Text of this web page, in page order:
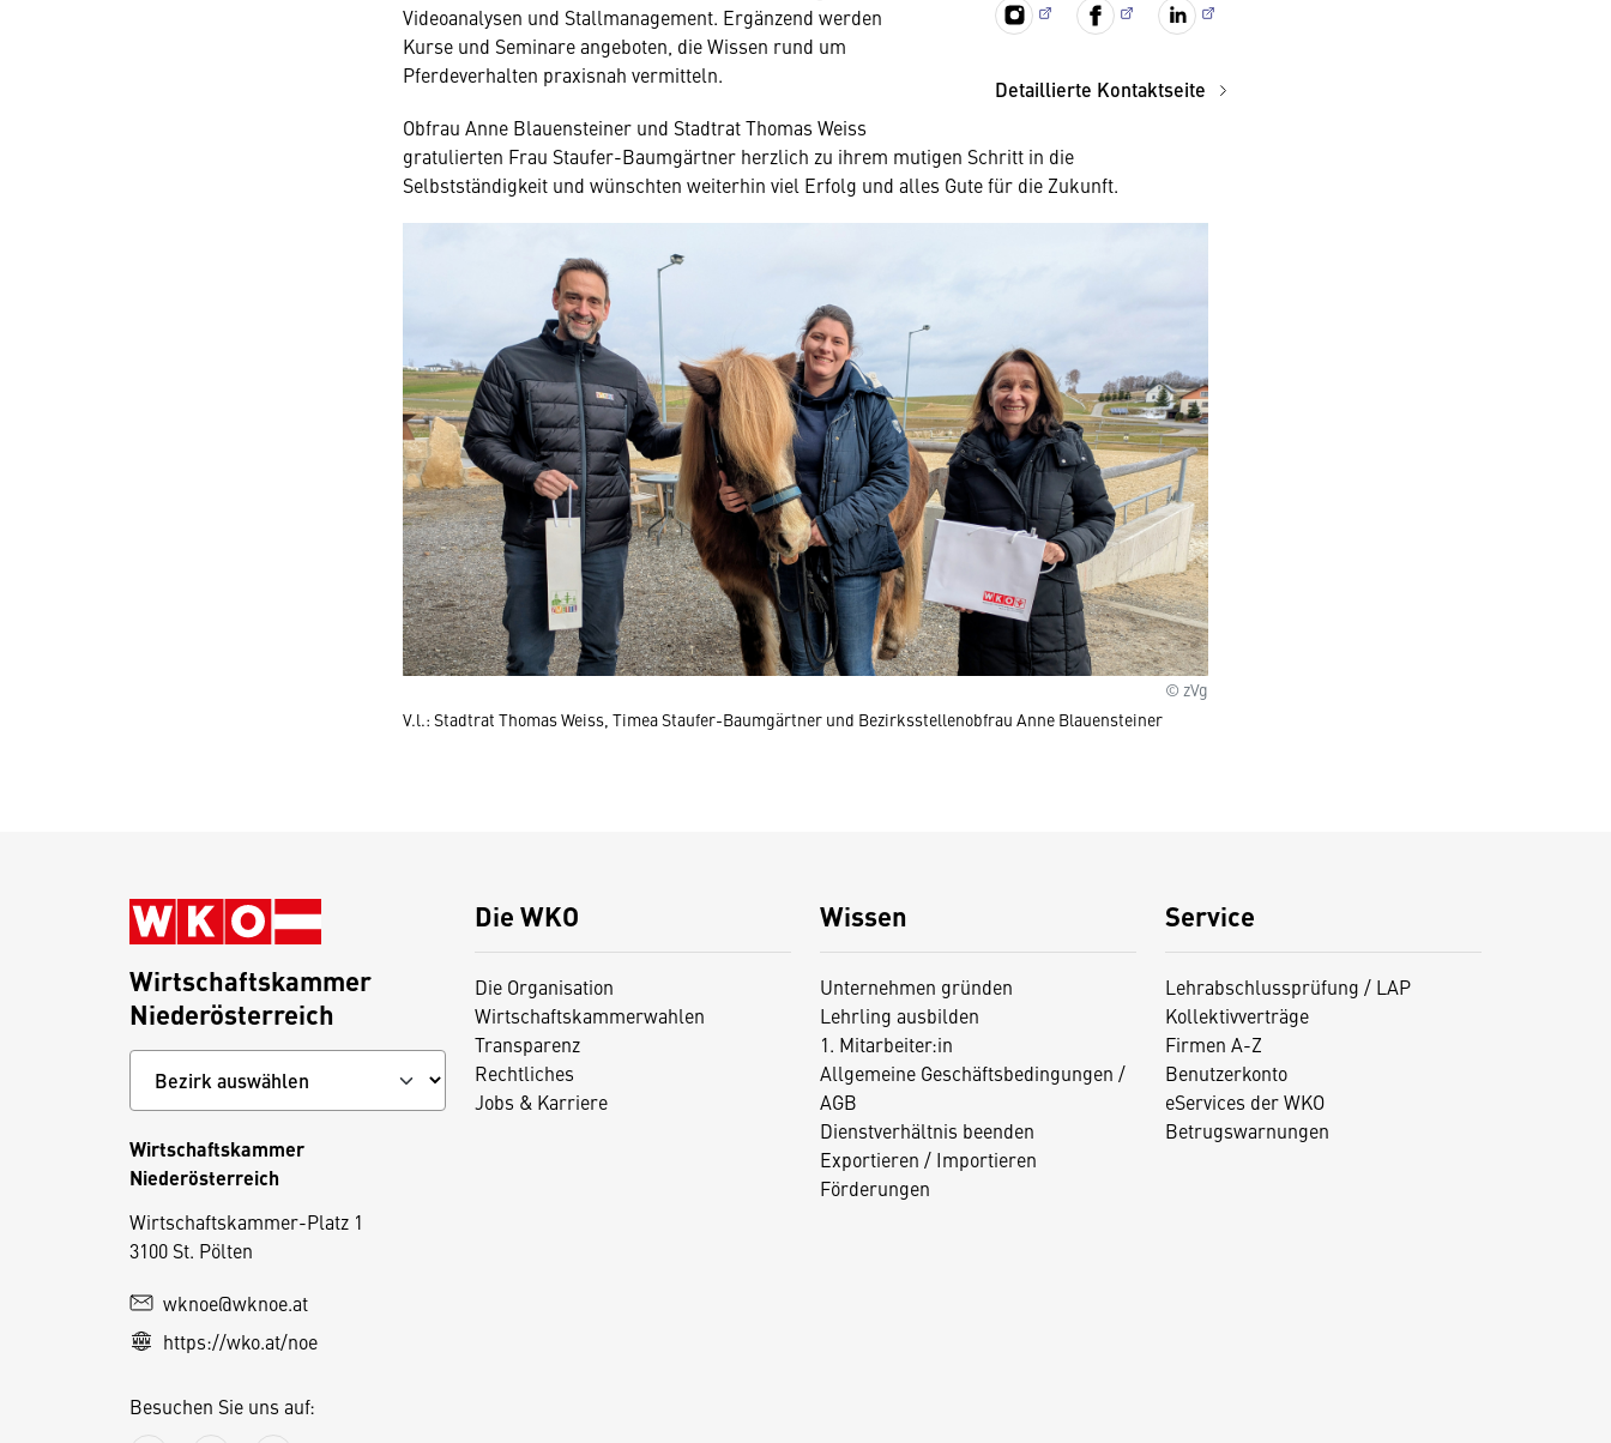
Detaillierte Kontaktseite
Videoanalysen und Stallmanagement. Ergänzend werden
Kurse und Seminare angeboten, die Wissen rund um
Pferdeverhalten praxisnah vermitteln.
Obfrau Anne Blauensteiner und Stadtrat Thomas Weiss
gratulierten Frau Staufer-Baumgärtner herzlich zu ihrem mutigen Schritt in die
Selbstständigkeit und wünschten weiterhin viel Erfolg und alles Gute für die Zukunft.
© zVg
V.l.: Stadtrat Thomas Weiss, Timea Staufer-Baumgärtner und Bezirksstellenobfrau Anne Blauensteiner
Die WKO
Die Organisation
Wirtschaftskammerwahlen
Transparenz
Rechtliches
Jobs & Karriere
Wissen
Unternehmen gründen
Lehrling ausbilden
1. Mitarbeiter:in
Allgemeine Geschäftsbedingungen /
AGB
Dienstverhältnis beenden
Exportieren / Importieren
Förderungen
Service
Lehrabschlussprüfung / LAP
Kollektivverträge
Firmen A-Z
Benutzerkonto
eServices der WKO
Betrugswarnungen
Wirtschaftskammer
Niederösterreich
Wirtschaftskammer
Niederösterreich
Wirtschaftskammer-Platz 1
3100 St. Pölten
wknoe@wknoe.at
https://wko.at/noe
Besuchen Sie uns auf: